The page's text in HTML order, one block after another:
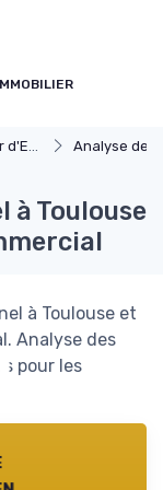
Analyse des
à Toulouse
à Toulouse et
Analyse des
pour les